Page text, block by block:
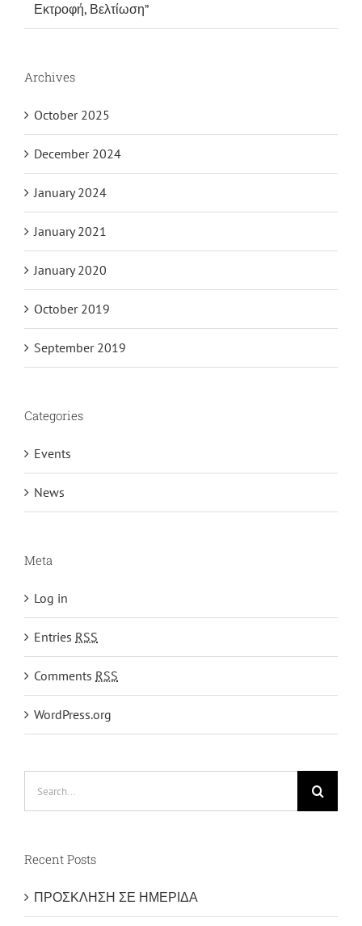
Εκτροφή, Βελτίωση”
Archives
October 2025
December 2024
January 2024
January 2021
January 2020
October 2019
September 2019
Categories
Events
News
Meta
Log in
Entries RSS
Comments RSS
WordPress.org
Recent Posts
ΠΡΟΣΚΛΗΣΗ ΣΕ ΗΜΕΡΙΔΑ